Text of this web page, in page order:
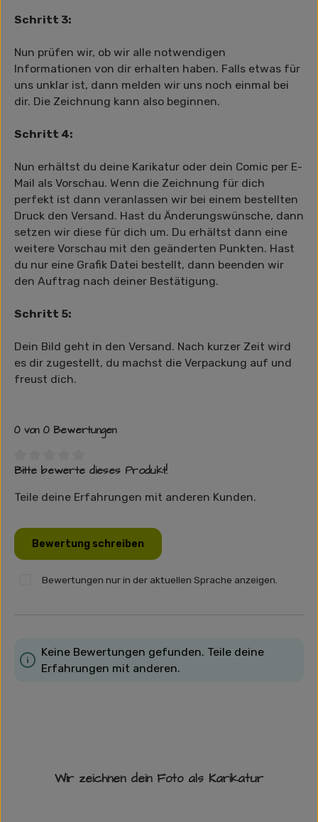
Schritt 3:
Nun prüfen wir, ob wir alle notwendigen
Informationen von dir erhalten haben. Falls etwas für
uns unklar ist, dann melden wir uns noch einmal bei
dir. Die Zeichnung kann also beginnen.
Schritt 4:
Nun erhältst du deine Karikatur oder dein Comic per E-
Mail als Vorschau. Wenn die Zeichnung für dich
perfekt ist dann veranlassen wir bei einem bestellten
Druck den Versand. Hast du Änderungswünsche, dann
setzen wir diese für dich um. Du erhältst dann eine
weitere Vorschau mit den geänderten Punkten. Hast
du nur eine Grafik Datei bestellt, dann beenden wir
den Auftrag nach deiner Bestätigung.
Schritt 5:
Dein Bild geht in den Versand. Nach kurzer Zeit wird
es dir zugestellt, du machst die Verpackung auf und
freust dich.
0 von 0 Bewertungen
Durchschnittliche Bewertung von 0 von 5 Sternen
Bitte bewerte dieses Produkt!
Teile deine Erfahrungen mit anderen Kunden.
Bewertung schreiben
Bewertungen nur in der aktuellen Sprache anzeigen.
Keine Bewertungen gefunden. Teile deine
Erfahrungen mit anderen.
Wir zeichnen dein Foto als Karikatur